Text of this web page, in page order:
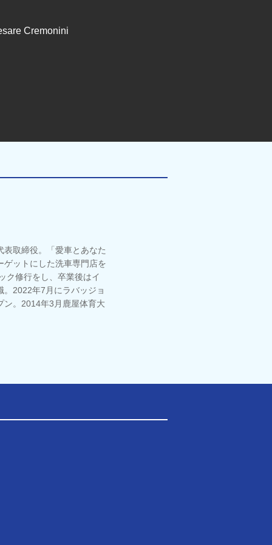
Cremonini
取締役。「愛車とあなた
ットにした洗車専門店を
ク修行をし、卒業後はイ
2022年7月にラバッジョ
ン。2014年3月鹿屋体育大